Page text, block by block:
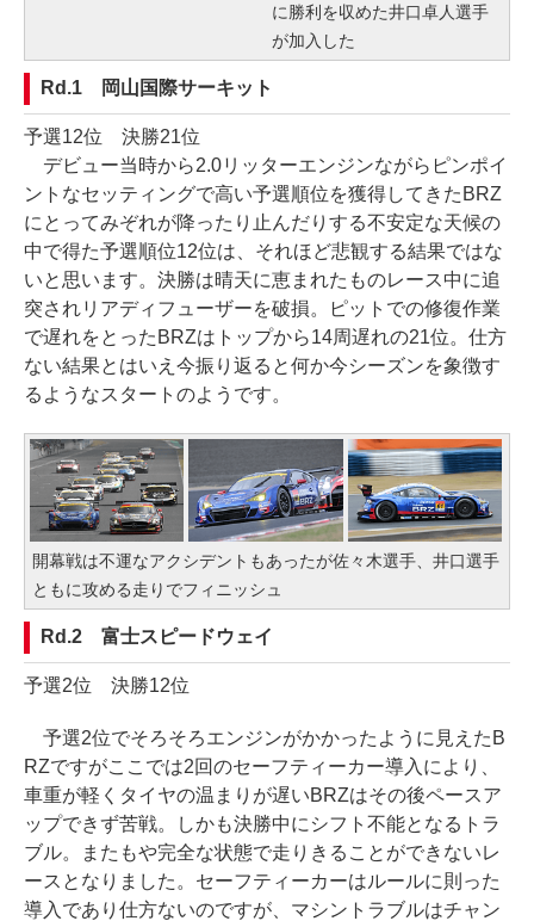
に勝利を収めた井口卓人選手
が加入した
Rd.1 岡山国際サーキット
予選12位 決勝21位
デビュー当時から2.0リッターエンジンながらピンポイ
ントなセッティングで高い予選順位を獲得してきたBRZ
にとってみぞれが降ったり止んだりする不安定な天候の
中で得た予選順位12位は、それほど悲観する結果ではな
いと思います。決勝は晴天に恵まれたものレース中に追
突されリアディフューザーを破損。ピットでの修復作業
で遅れをとったBRZはトップから14周遅れの21位。仕方
ない結果とはいえ今振り返ると何か今シーズンを象徴す
るようなスタートのようです。
開幕戦は不運なアクシデントもあったが佐々木選手、井口選手
ともに攻める走りでフィニッシュ
Rd.2 富士スピードウェイ
予選2位 決勝12位
予選2位でそろそろエンジンがかかったように見えたB
RZですがここでは2回のセーフティーカー導入により、
車重が軽くタイヤの温まりが遅いBRZはその後ペースア
ップできず苦戦。しかも決勝中にシフト不能となるトラ
ブル。またもや完全な状態で走りきることができないレ
ースとなりました。セーフティーカーはルールに則った
導入であり仕方ないのですが、マシントラブルはチャン